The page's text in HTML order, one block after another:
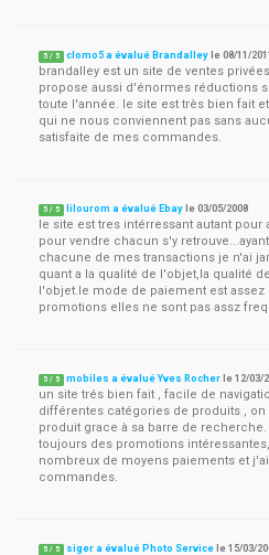
5 / 5 clomo5 a évalué Brandalley le08/11/2011
brandalley est un site de ventes
propose aussi d'énormes réductions
toute l'année. le site est très bien fait
qui ne nous conviennent pas sans
satisfaite de mes commandes.
5 / 5 lilourom a évalué Ebay le03/05/2008
le site est tres intérressant autant pour
pour vendre chacun s'y
chacune de mes transactions je n'ai
quant a la qualité de l'objet,la qualité
l'objet.le mode de paiement est assez
promotions elles ne sont pas assz
5 / 5 mobiles a évalué Yves Rocher le12/03/
un site trés bien fait , facile de
différentes catégories de produits ,
produit grace à sa barre de recherche.
toujours des promotions
nombreux de moyens paiements et
commandes.
5 / 5 siger a évalué Photo Service le15/03/